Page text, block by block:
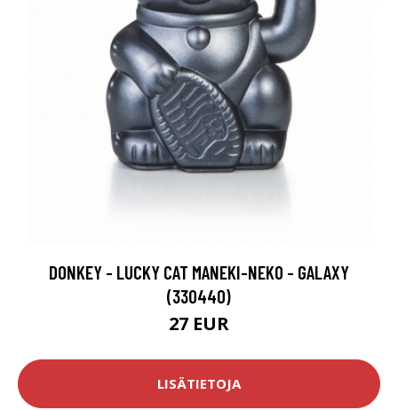
DONKEY - LUCKY CAT MANEKI-NEKO - GALAXY
(330440)
27 EUR
LISÄTIETOJA